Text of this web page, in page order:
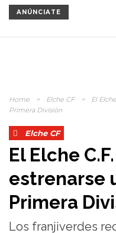
ANÚNCIATE
Home > Elche CF >
El
Primera División
Elche CF
El Elche
estrenarse
Primera
Los franjiverdes